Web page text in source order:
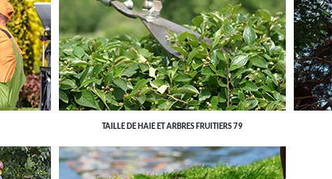
TAILLE DE HAIE ET ARBRES FRUITIERS 79